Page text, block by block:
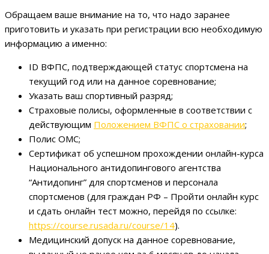
Обращаем ваше внимание на то, что надо заранее
приготовить и указать при регистрации всю необходимую
информацию а именно:
ID ВФПС, подтверждающей статус спортсмена на
текущий год или на данное соревнование;
Указать ваш спортивный разряд;
Страховые полисы, оформленные в соответствии с
действующим Положением ВФПС о страховании;
Полис ОМС;
Сертификат об успешном прохождении онлайн-курса
Национального антидопингового агентства
“Антидопинг” для спортсменов и персонала
спортсменов (для граждан РФ – Пройти онлайн курс
и сдать онлайн тест можно, перейдя по ссылке:
https://course.rusada.ru/course/14).
Медицинский допуск на данное соревнование,